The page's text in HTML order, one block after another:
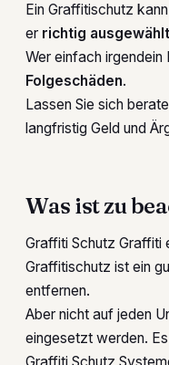
Ein Graffitischutz kann
er richtig
Wer einfach
Folgeschäden.
Lassen Sie sich
langfristig Geld und
Was ist zu
Graffiti Schutz Graffiti
Graffitischutz ist ein
entfernen.
Aber nicht auf jeden
eingesetzt werden.